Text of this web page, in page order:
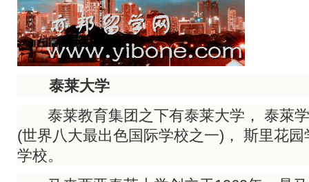
泰莱大学
泰莱教育集团之下有泰莱大学， 泰萊学
(世界八大最出色国际学校之一)， 斯里花
学校。